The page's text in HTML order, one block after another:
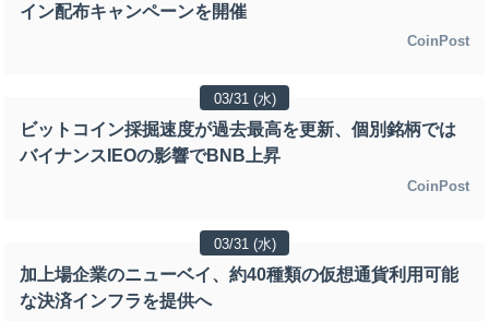
イン配布キャンペーンを開催
CoinPost
03/31 (水)
ビットコイン採掘速度が過去最高を更新、個別銘柄では
バイナンスIEOの影響でBNB上昇
CoinPost
03/31 (水)
加上場企業のニューベイ、約40種類の仮想通貨利用可能
な決済インフラを提供へ